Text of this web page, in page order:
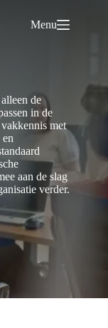
Menu
de
in de
met
aan de slag
verder.